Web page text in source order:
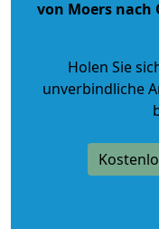
von Moers
Holen Sie
unverbindliche